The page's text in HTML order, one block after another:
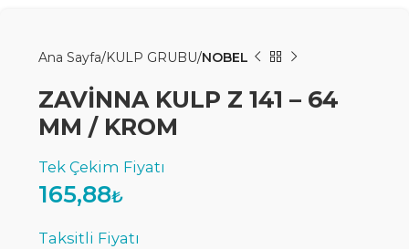
Ana Sayfa KULP GRUBU NOBEL
ZAVİNNA KULP Z 141 – 64
MM / KROM
165,88₺